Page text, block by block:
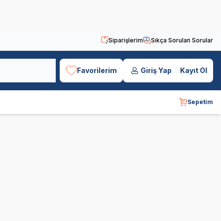
Siparişlerim Sıkça Sorulan Sorular
Favorilerim Giriş Yap Kayıt Ol
Sepetim